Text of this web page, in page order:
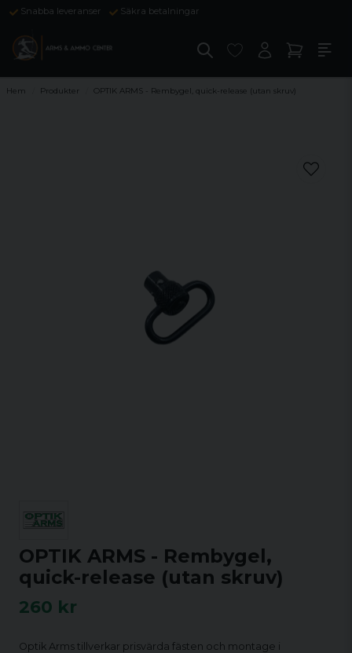
Snabba leveranser Säkra betalningar
Hem Produkter OPTIK ARMS - Rembygel, quick-release (utan skruv)
OPTIK ARMS - Rembygel,
quick-release (utan skruv)
260 kr
Optik Arms tillverkar prisvärda fästen och montage i